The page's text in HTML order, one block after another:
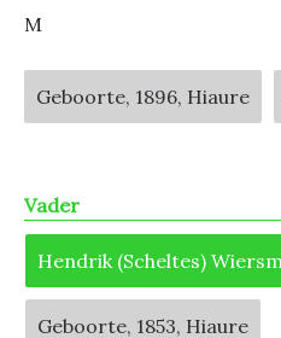
M
Geboorte, 1896, Hiaure
Vader
Hendrik (Scheltes)
Geboorte, 1853, Hiaure